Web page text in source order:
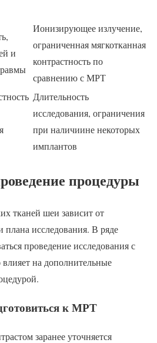
и
Ионизирующее излучение,
ограниченная мягкотканная
контрастность по
сравнению с МРТ
Длительность
исследования, ограничения
при наличиине некоторых
имплантов
процедуры
тканей шеи зависит от
плана исследования. В ряде
проведение исследования с
на дополнительные
к МРТ
заранее уточняется